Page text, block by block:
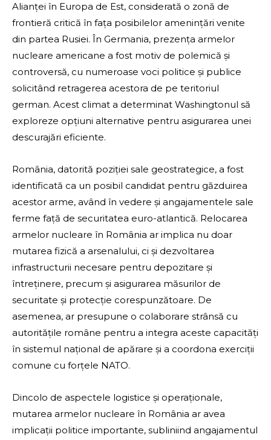
Alianței în Europa de Est, considerată o zonă de
frontieră critică în fața posibilelor amenințări venite
din partea Rusiei. În Germania, prezența armelor
nucleare americane a fost motiv de polemică și
controversă, cu numeroase voci politice și publice
solicitând retragerea acestora de pe teritoriul
german. Acest climat a determinat Washingtonul să
exploreze opțiuni alternative pentru asigurarea unei
descurajări eficiente.
România, datorită poziției sale geostrategice, a fost
identificată ca un posibil candidat pentru găzduirea
acestor arme, având în vedere și angajamentele sale
ferme față de securitatea euro-atlantică. Relocarea
armelor nucleare în România ar implica nu doar
mutarea fizică a arsenalului, ci și dezvoltarea
infrastructurii necesare pentru depozitare și
întreținere, precum și asigurarea măsurilor de
securitate și protecție corespunzătoare. De
asemenea, ar presupune o colaborare strânsă cu
autoritățile române pentru a integra aceste capacități
în sistemul național de apărare și a coordona exerciții
comune cu forțele NATO.
Dincolo de aspectele logistice și operaționale,
mutarea armelor nucleare în România ar avea
implicații politice importante, subliniind angajamentul